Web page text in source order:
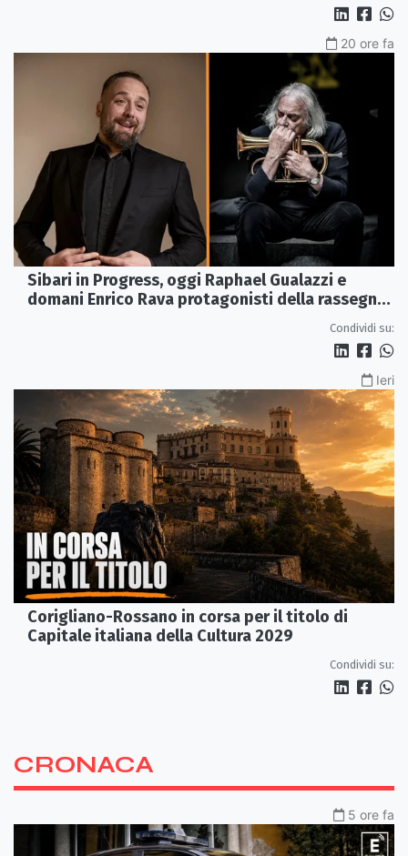
20 ore fa
Sibari in Progress, oggi Raphael Gualazzi e
domani Enrico Rava protagonisti della rassegna
Condividi su:
Ieri
Corigliano-Rossano in corsa per il titolo di
Capitale italiana della Cultura 2029
Condividi su:
CRONACA
5 ore fa